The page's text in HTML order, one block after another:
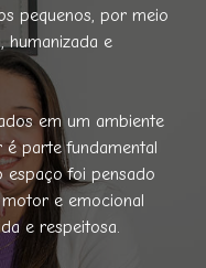
pequenos, por meio
humanizada e
em um ambiente
parte fundamental
espaço foi pensado
e emocional
e respeitosa.